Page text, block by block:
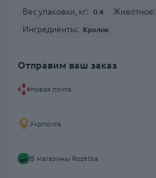
Вес упаковки, кг: 0.4 Животное:
Ингредиенты: Кролик
Отправим ваш заказ
Новая почта
Укрпочта
В магазины Rozetka